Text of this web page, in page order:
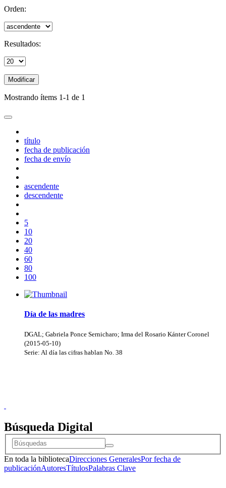
Orden:
Resultados:
Modificar
Mostrando ítems 1-1 de 1
título
fecha de publicación
fecha de envío
ascendente
descendente
5
10
20
40
60
80
100
Día de las madres
DGAL; Gabriela Ponce Sernicharo; Irma del Rosario Kánter Coronel
(2015-05-10)
Serie: Al día las cifras hablan No. 38
Búsqueda Digital
En toda la bibliotecaDirecciones GeneralesPor fecha de
publicaciónAutoresTítulosPalabras Clave